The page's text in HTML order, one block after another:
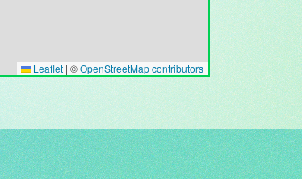
Leaflet | ©OpenStreetMap contributors